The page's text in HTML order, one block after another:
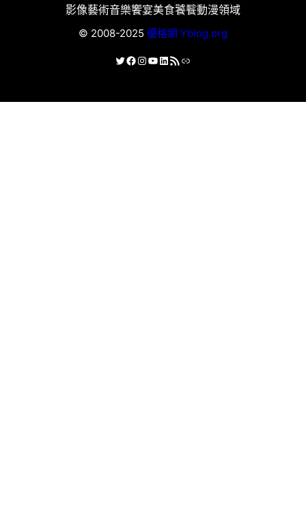
影像藝術音樂饗宴美食饕餮動漫領域
© 2008-2025 優格網 Yblog.org
X Facebook
Instagram
YouTube
LinkedIn
RSS 資訊提供連結